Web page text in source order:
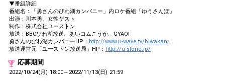
▼番組詳細
番組名：「勇さんのびわ湖カンパニー」内ロケ番組「ゆうさんぽ」
出演：川本勇、女性ゲスト
制作：株式会社ユーストン
放送：BBCびわ湖放送、あいコムこうか、GYAO!
勇さんのびわ湖カンパニーHP： http://www.u-wave.tv/biwakan/
放送運営元「ユーストン放送局」HP： http://u-stone.jp/
応募期間
2022/10/24(月) 18:00～2022/11/13(日) 21:59